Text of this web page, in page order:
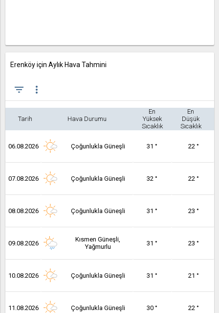
Erenköy için Aylık Hava Tahmini
filter_list more_vert
Tarih Hava Durumu
En
Yüksek
Sıcaklık
En
Düşük
Sıcaklık
06.08.2026 Çoğunlukla Güneşli 31 ° 22 °
07.08.2026 Çoğunlukla Güneşli 32 ° 22 °
08.08.2026 Çoğunlukla Güneşli 31 ° 23 °
09.08.2026
Kısmen Güneşli,
Yağmurlu
31 ° 23 °
10.08.2026 Çoğunlukla Güneşli 31 ° 21 °
11.08.2026 Çoğunlukla Güneşli 30 ° 22 °